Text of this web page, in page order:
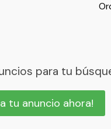
para tu
tu anuncio ahora!